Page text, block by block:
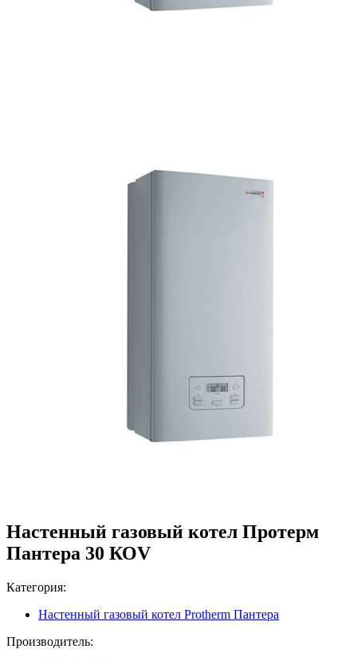
Настенный газовый котел Протерм
Пантера 30 КОV
Категория:
Настенный газовый котел Protherm Пантера
Производитель: